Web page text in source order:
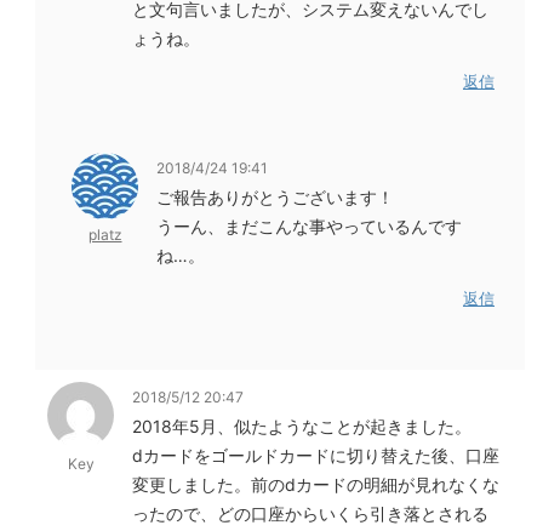
と文句言いましたが、システム変えないんでし
ょうね。
返信
platz
2018/4/24 19:41
ご報告ありがとうございます！
うーん、まだこんな事やっているんです
ね…。
返信
Key
2018/5/12 20:47
2018年5月、似たようなことが起きました。
dカードをゴールドカードに切り替えた後、口座
変更しました。前のdカードの明細が見れなくな
ったので、どの口座からいくら引き落とされる